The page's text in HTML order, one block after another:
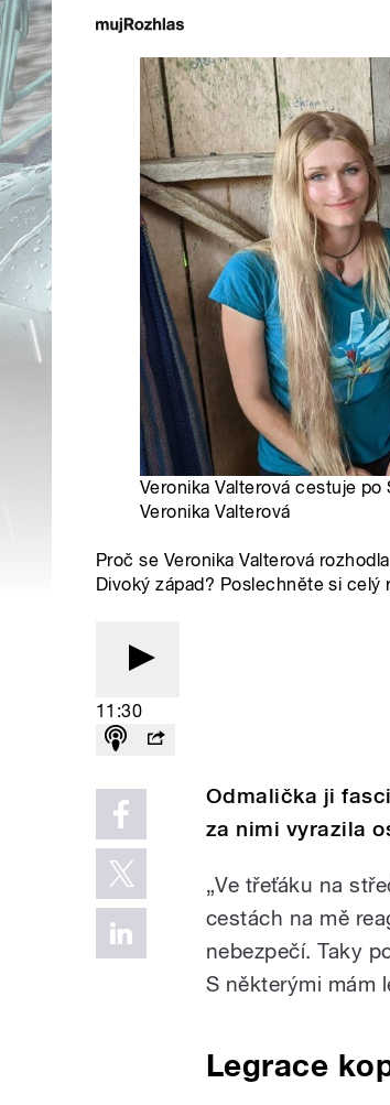
Veronika Valterová cestuje
Veronika Valterová
Proč se Veronika Valterová
Divoký západ? Poslechněte si celý
11:30
Odmalička ji
za nimi vyrazila
„Ve třeťáku na
cestách na mě
nebezpečí. Taky
S některými mám
Legrace